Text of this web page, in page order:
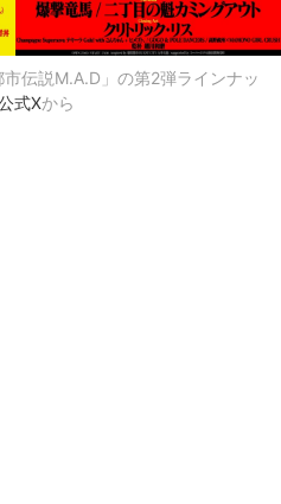
伝説M.A.D」の第2弾ラインナッ
式Xから